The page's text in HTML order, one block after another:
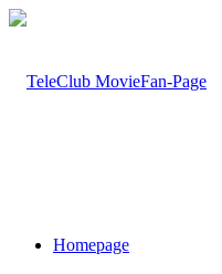
Homepage